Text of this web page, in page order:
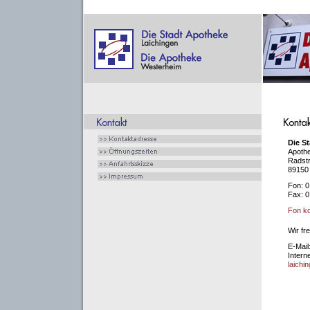
Die
89150
Fon:
Fax:
Fon
Wir
E-